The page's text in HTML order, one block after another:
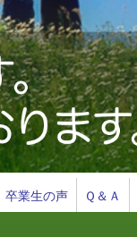
卒業生の声 Ｑ＆Ａ